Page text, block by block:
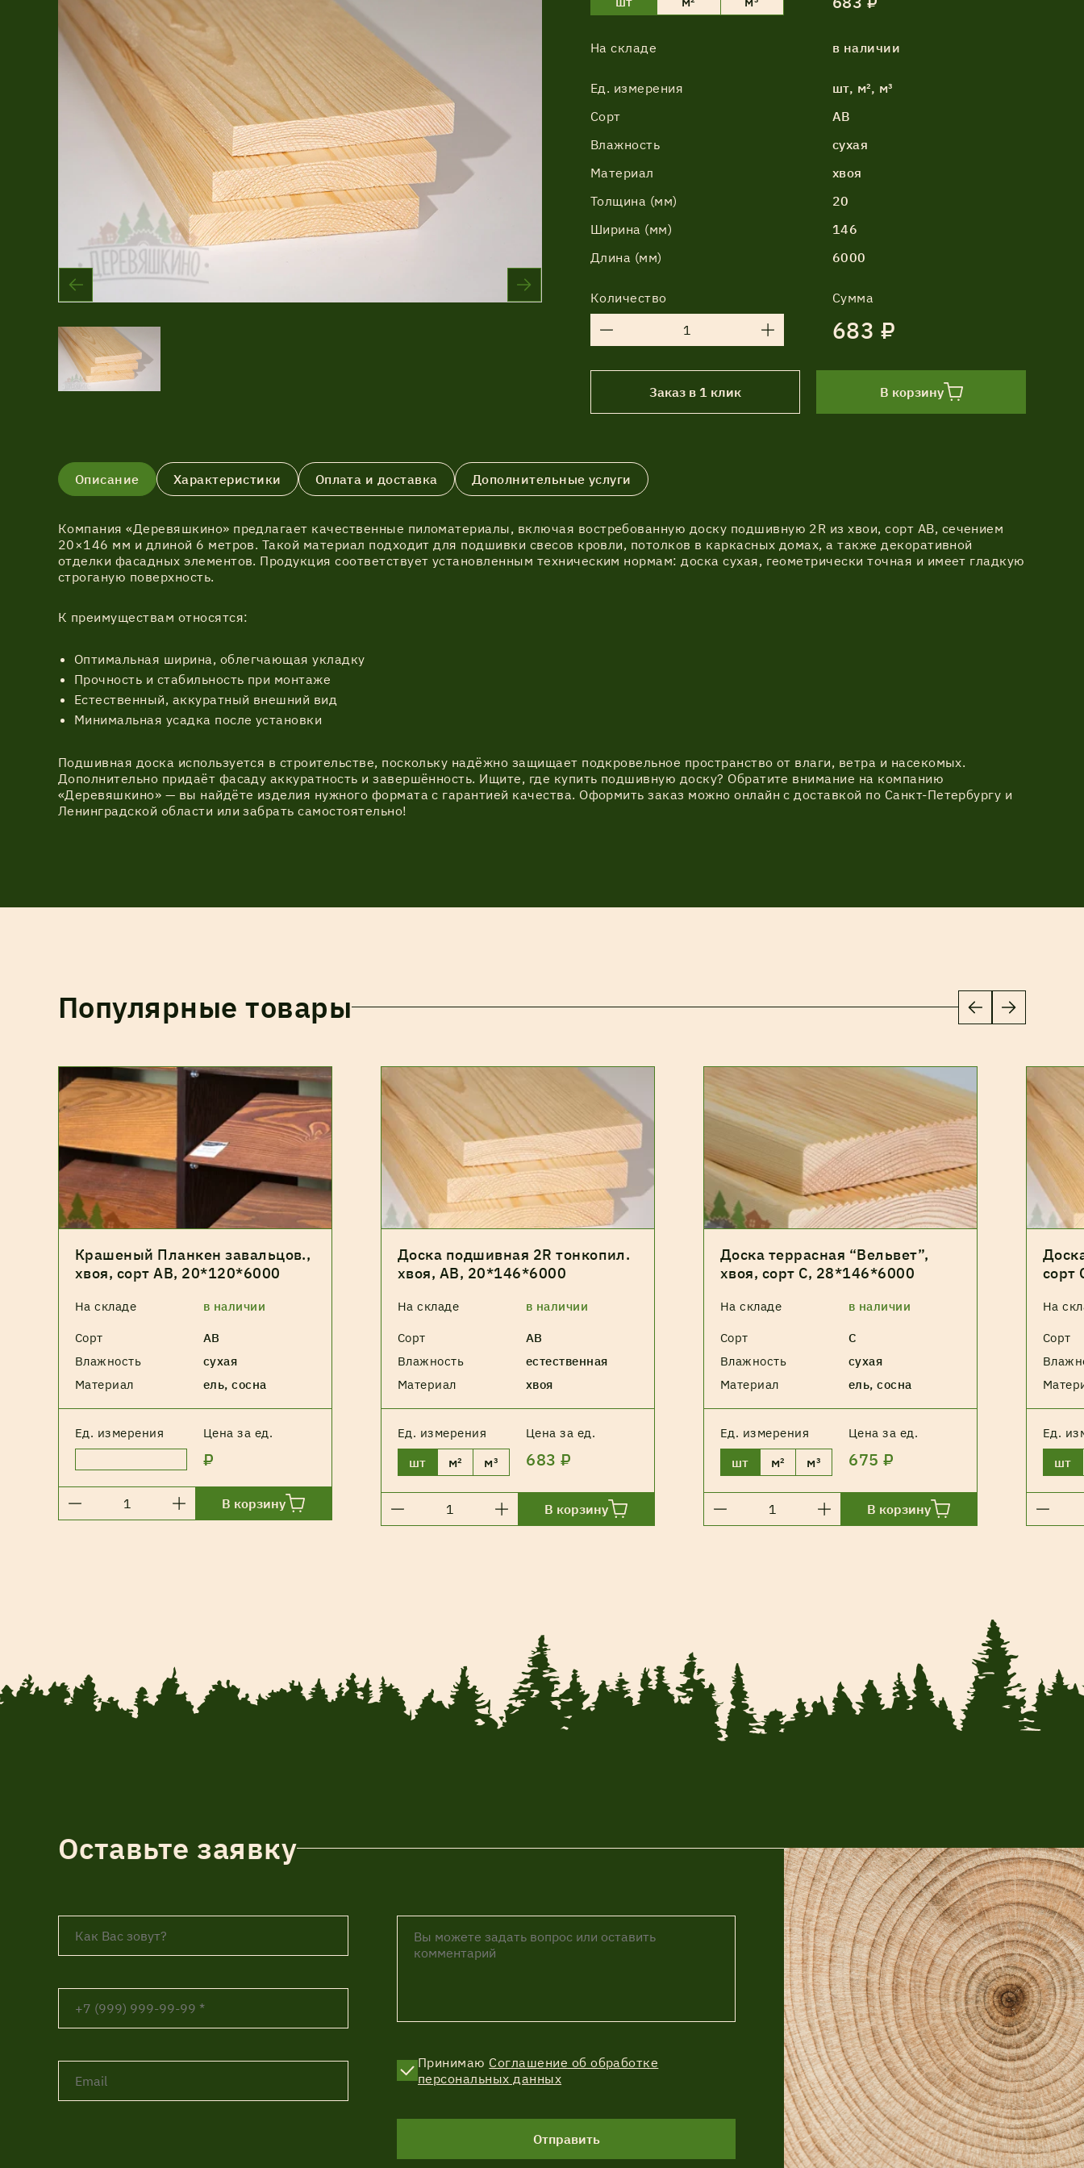
Имитация бруса
Крашеная продукция
Планкен
Террасная доска
Фасадная доска
На складе в наличии
Ед. измерения
шт, м², м³
Сорт
АВ
Влажность
сухая
Материал
хвоя
Толщина (мм)
20
Ширина (мм)
146
Длина (мм)
6000
Количество Сумма
683 ₽
Заказ в 1 клик В корзину
Описание Характеристики Оплата и доставка Дополнительные услуги
Компания «Деревяшкино» предлагает качественные пиломатериалы, включая востребованную доску подшивную 2R из хвои, сорт АВ, сечением
20×146 мм и длиной 6 метров. Такой материал подходит для подшивки свесов кровли, потолков в каркасных домах, а также декоративной
отделки фасадных элементов. Продукция соответствует установленным техническим нормам: доска сухая, геометрически точная и имеет гладкую
строганую поверхность.
К преимуществам относятся:
Оптимальная ширина, облегчающая укладку
Прочность и стабильность при монтаже
Естественный, аккуратный внешний вид
Минимальная усадка после установки
Подшивная доска используется в строительстве, поскольку надёжно защищает подкровельное пространство от влаги, ветра и насекомых.
Дополнительно придаёт фасаду аккуратность и завершённость. Ищите, где купить подшивную доску? Обратите внимание на компанию
«Деревяшкино» — вы найдёте изделия нужного формата с гарантией качества. Оформить заказ можно онлайн с доставкой по Санкт-Петербургу и
Ленинградской области или забрать самостоятельно!
Популярные товары
Крашеный Планкен завальцов.,
хвоя, сорт АВ, 20*120*6000
На складе в наличии
Сорт
АВ
Влажность
сухая
Материал
ель, сосна
Ед. измерения Цена за ед.
₽
В корзину
Доска подшивная 2R тонкопил.
хвоя, АВ, 20*146*6000
На складе в наличии
Сорт
АВ
Влажность
естественная
Материал
хвоя
Ед. измерения Цена за ед.
шт м² м³ 683 ₽
В корзину
Доска террасная “Вельвет”,
хвоя, сорт С, 28*146*6000
На складе в наличии
Сорт
С
Влажность
сухая
Материал
ель, сосна
Ед. измерения Цена за ед.
шт м² м³ 675 ₽
В корзину
сорт
На
Сорт
Ед.
шт
Оставьте заявку
Принимаю Соглашение об обработке
персональных данных
Отправить
персональных данных
Соглашение об обработке
персональных данных